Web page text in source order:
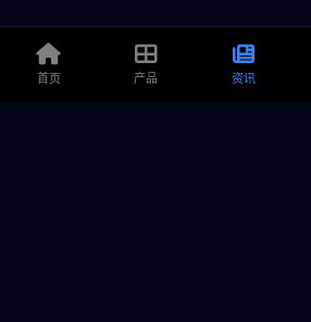
首页 产品 资讯